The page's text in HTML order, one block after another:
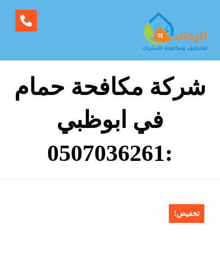
شركة مكافحة حمام
في ابوظبي
:0507036261
تخفيض!